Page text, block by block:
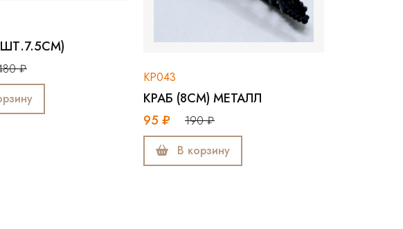
КРАБ (8СМ) МЕТАЛЛ
190 ₽
В корзину